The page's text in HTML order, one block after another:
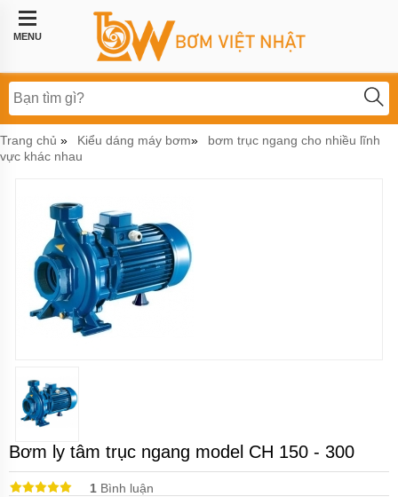
MENU
Trang
chủ
công
nghiệp
thực
phẩm
BƠM
MÀNG
KHÍ
NÉN
Bơm
hóa
chất
24v
và
48v
Trang chủ » Kiểu dáng máy bơm»
bơm trục ngang cho nhiều lĩnh
vực khác nhau
Bơm ly tâm trục ngang model CH 150 - 300
1 Bình luận